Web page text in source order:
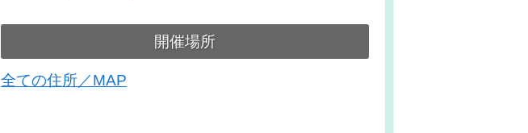
開催場所
全ての住所／MAP